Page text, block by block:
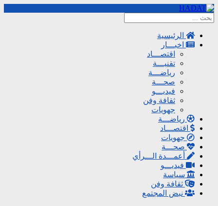
الرئيسية
اخبـــار
اقتصـــاد
تقنيـــة
رياضـــة
صحـــة
فيديـــو
ثقافة وفن
جهويات
رياضـــة
اقتصـــاد
جهويات
صحـــة
أعمـــدة الـــرأي
فيديـــو
سياسة
ثقافة وفن
نبض المجتمع